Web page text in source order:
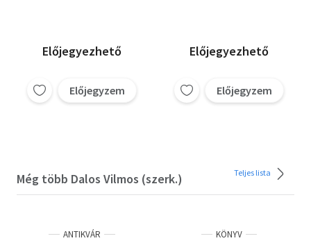
1992/93
Előjegyezhető
Előjegyzem
Előjegyezhető
Előjegyzem
Még több Dalos Vilmos (szerk.) Teljes lista
ANTIKVÁR KÖNYV